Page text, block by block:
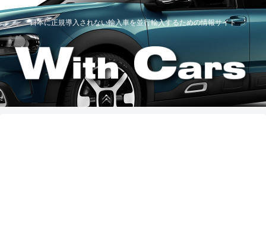
日本に正規導入されない輸入車を並行輸入するための情報サイト